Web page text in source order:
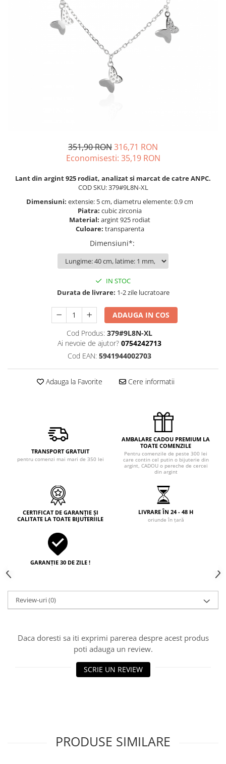
BRATARA TIP ROZARIU
351,90 RON316,71 RON
Economisesti: 35,19 RON
Lant din argint 925 rodiat, analizat si marcat de catre ANPC.
COD SKU: 379#9L8N-XL
Dimensiuni: extensie: 5 cm, diametru elemente: 0.9 cm
Piatra: cubic zirconia
Material: argint 925 rodiat
Culoare: transparenta
Dimensiuni*:
IN STOC
Durata de livrare: 1-2 zile lucratoare
ADAUGA IN COS
Cod Produs: 379#9L8N-XL
Ai nevoie de ajutor? 0754242713
Cod EAN: 5941944002703
Adauga la Favorite Cere informatii
TRANSPORT GRATUIT
pentru comenzi mai mari de 350 lei
AMBALARE CADOU PREMIUM LA
TOATE COMENZILE
Pentru comenzile de peste 300 lei
care contin cel putin o bijuterie din
argint, CADOU o pereche de cercei
din argint
CERTIFICAT DE GARANȚIE ȘI
CALITATE LA TOATE BIJUTERIILE
LIVRARE ÎN 24 - 48 H
oriunde în țară
GARANȚIE 30 DE ZILE !
Review-uri(0)
Daca doresti sa iti exprimi parerea despre acest produs
poti adauga un review.
SCRIE UN REVIEW
PRODUSE SIMILARE